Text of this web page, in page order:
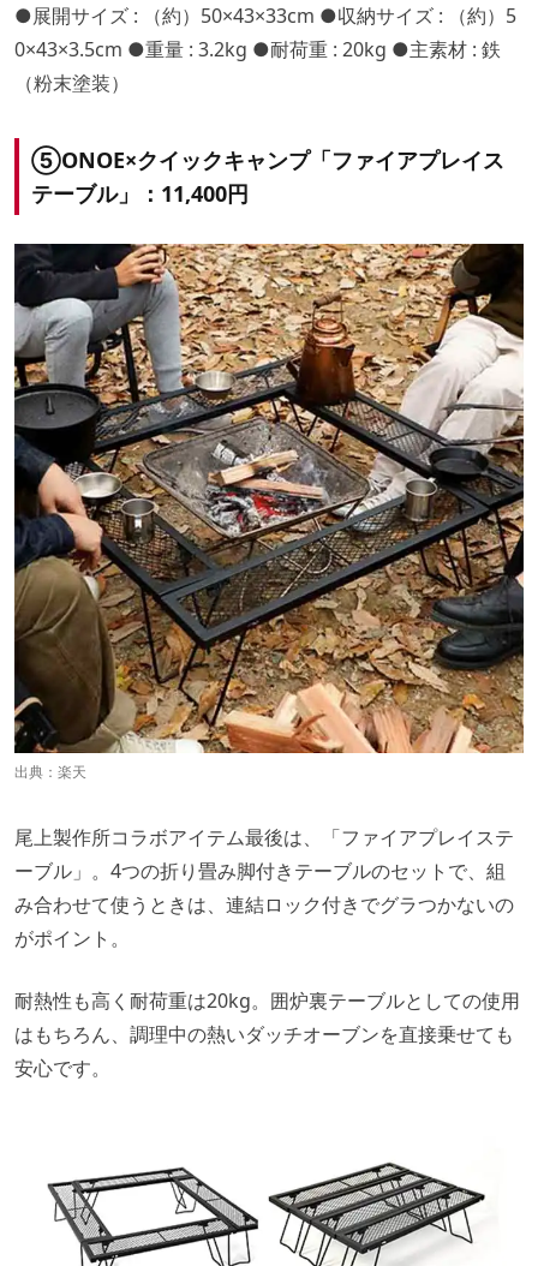
●展開サイズ : （約）50×43×33cm ●収納サイズ : （約）5
0×43×3.5cm ●重量 : 3.2kg ●耐荷重 : 20kg ●主素材 : 鉄
（粉末塗装）
⑤ONOE×クイックキャンプ「ファイアプレイス
テーブル」：11,400円
出典： 楽天
尾上製作所コラボアイテム最後は、「ファイアプレイステ
ーブル」。4つの折り畳み脚付きテーブルのセットで、組
み合わせて使うときは、連結ロック付きでグラつかないの
がポイント。
耐熱性も高く耐荷重は20kg。囲炉裏テーブルとしての使用
はもちろん、調理中の熱いダッチオーブンを直接乗せても
安心です。